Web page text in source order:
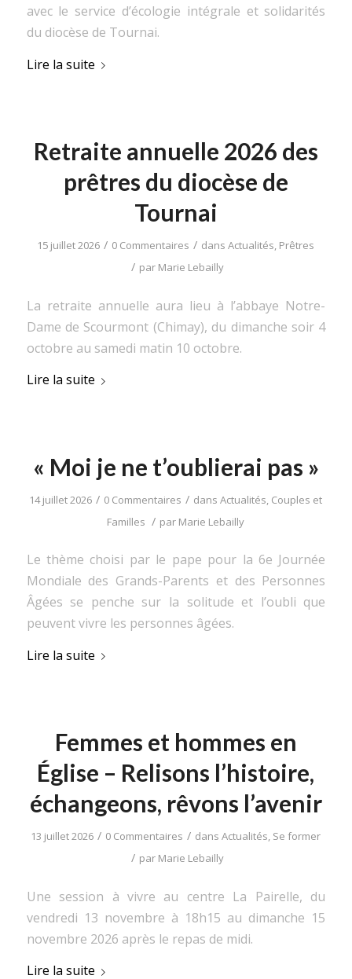
avec le service d’écologie intégrale et solidarités
du diocèse de Tournai.
Lire la suite
Retraite annuelle 2026 des
prêtres du diocèse de
Tournai
15 juillet 2026 / 0 Commentaires / dansActualités, Prêtres
/ par Marie Lebailly
La retraite annuelle aura lieu à l’abbaye Notre-
Dame de Scourmont (Chimay), du dimanche soir 4
octobre au samedi matin 10 octobre.
Lire la suite
« Moi je ne t’oublierai pas »
14 juillet 2026 / 0 Commentaires / dansActualités Couples et
Familles / par Marie Lebailly
Le thème choisi par le pape pour la 6e Journée
Mondiale des Grands-Parents et des Personnes
Âgées se penche sur la solitude et l’oubli que
peuvent vivre les personnes âgées.
Lire la suite
Femmes et hommes en
Église – Relisons l’histoire,
échangeons, rêvons l’avenir
13 juillet 2026 / 0 Commentaires / dansActualités, Se former
/ par Marie Lebailly
Une session à vivre au centre La Pairelle, du
vendredi 13 novembre à 18h15 au dimanche 15
novembre 2026 après le repas de midi.
Lire la suite